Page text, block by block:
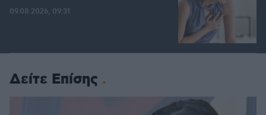
09.08.2026, 09:31
Δείτε Επίσης